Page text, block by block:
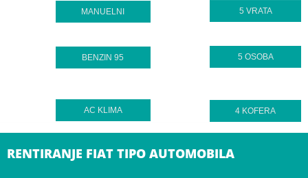
MANUELNI
BENZIN 95
AC KLIMA
5 VRATA
5 OSOBA
4 KOFERA
RENTIRANJE FIAT TIPO AUTOMOBILA